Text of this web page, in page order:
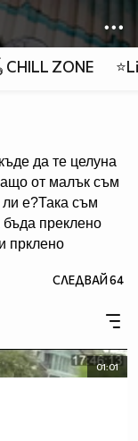
ZONE
да те целуна
от малък съм
e?Така съм
бъда преклено
прклено
;)
СЛЕДВАЙ64
01:01